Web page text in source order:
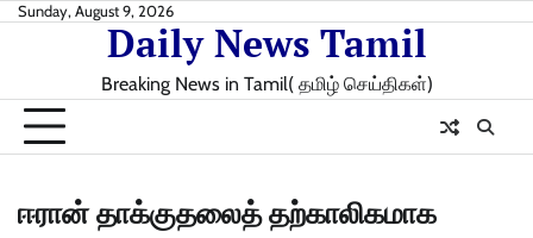
SkipSunday, August 9, 2026
Daily News Tamil
Breaking News in Tamil( தமிழ் செய்திகள்)
ஈரான் தாக்குதலைத் தற்காலிகமாக